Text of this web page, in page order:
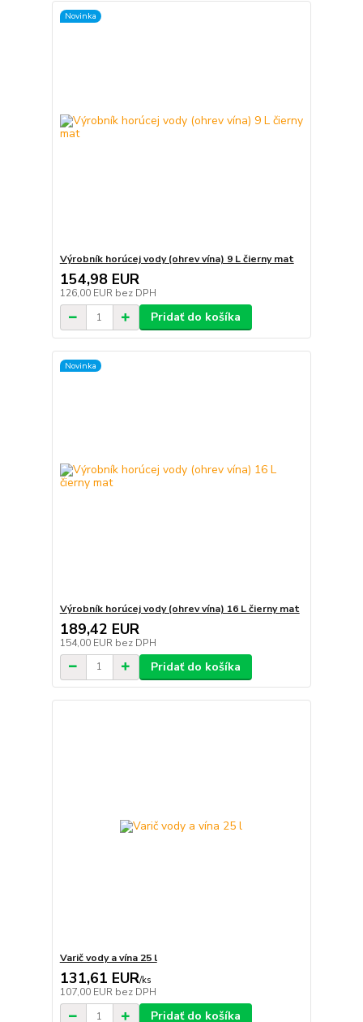
Novinka
Výrobník horúcej vody (ohrev vína) 9 L čierny mat
154,98 EUR
126,00 EUR bez DPH
Pridať do košíka
Novinka
Výrobník horúcej vody (ohrev vína) 16 L čierny mat
189,42 EUR
154,00 EUR bez DPH
Pridať do košíka
Varič vody a vína 25 l
131,61 EUR/ks
107,00 EUR bez DPH
Pridať do košíka